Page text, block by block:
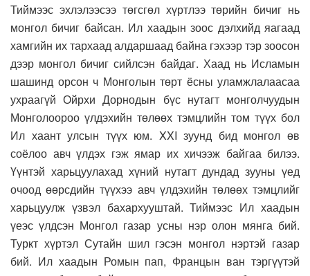
Тиймээс эхлэлээсээ төгсгөл хүртлээ төрийн бичиг нь
монгол бичиг байсан. Ил хаадын зоос дэлхийд яагаад
хамгийн их тархаад алдаршаад байна гэхээр тэр зоосон
дээр монгол бичиг сийлсэн байдаг. Хаад нь Исламын
шашинд орсон ч Монголын төрт ёсны уламжлалаасаа
ухраагүй Ойрхи Дорнодын бүс нутагт монголчуудын
Монголоороо үлдэхийн төлөөх тэмцлийн том түүх бол
Ил хаант улсын түүх юм. XXI зуунд бид монгол өв
соёлоо авч үлдэх гэж ямар их хичээж байгаа билээ.
Үүнтэй харьцуулахад хүний нутагт дундад зууны үед
очоод өөрсдийн түүхээ авч үлдэхийн төлөөх тэмцлийг
харьцуулж үзвэл бахархууштай. Тиймээс Ил хаадын
үеэс үлдсэн Монгол газар усны нэр олон мянга бий.
Туркт хүртэл Сутайн шил гэсэн монгол нэртэй газар
бий. Ил хаадын Ромын пап, Францын ван тэргүүтэй